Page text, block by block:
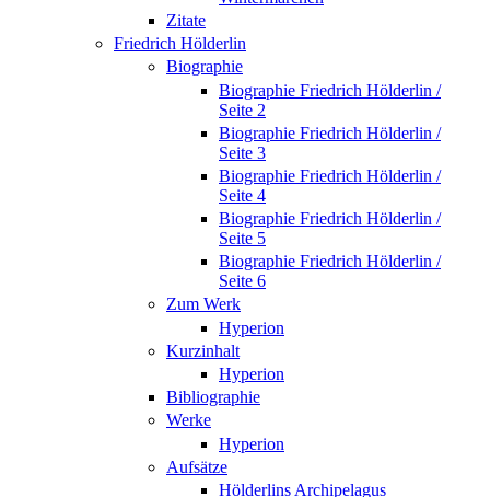
Zitate
Friedrich Hölderlin
Biographie
Biographie Friedrich Hölderlin /
Seite 2
Biographie Friedrich Hölderlin /
Seite 3
Biographie Friedrich Hölderlin /
Seite 4
Biographie Friedrich Hölderlin /
Seite 5
Biographie Friedrich Hölderlin /
Seite 6
Zum Werk
Hyperion
Kurzinhalt
Hyperion
Bibliographie
Werke
Hyperion
Aufsätze
Hölderlins Archipelagus